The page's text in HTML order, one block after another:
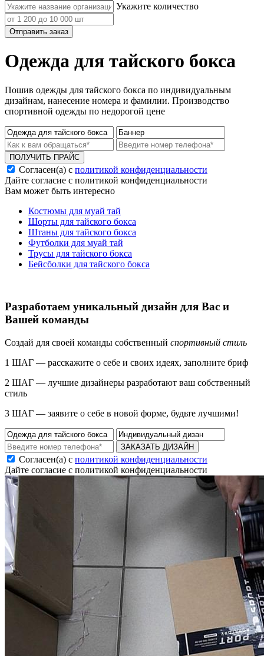
Укажите количество
Отправить заказ
Одежда для тайского бокса
Пошив одежды для тайского бокса по индивидуальным
дизайнам, нанесение номера и фамилии. Производство
спортивной одежды по недорогой цене
ПОЛУЧИТЬ ПРАЙС
Согласен(а) с политикой конфиденциальности
Дайте согласие с политикой конфиденциальности
Вам может быть интересно
Костюмы для муай тай
Шорты для тайского бокса
Штаны для тайского бокса
Футболки для муай тай
Трусы для тайского бокса
Бейсболки для тайского бокса
Разработаем уникальный дизайн для Вас и
Вашей команды
Создай для своей команды собственный спортивный стиль
1 ШАГ — расскажите о себе и своих идеях, заполните бриф
2 ШАГ — лучшие дизайнеры разработают ваш собственный
стиль
3 ШАГ — заявите о себе в новой форме, будьте лучшими!
ЗАКАЗАТЬ ДИЗАЙН
Согласен(а) с политикой конфиденциальности
Дайте согласие с политикой конфиденциальности